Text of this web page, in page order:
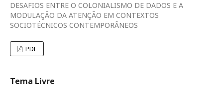
DESAFIOS ENTRE O COLONIALISMO DE DADOS E A
MODULAÇÃO DA ATENÇÃO EM CONTEXTOS
SOCIOTÉCNICOS CONTEMPORÂNEOS
PDF
Tema Livre